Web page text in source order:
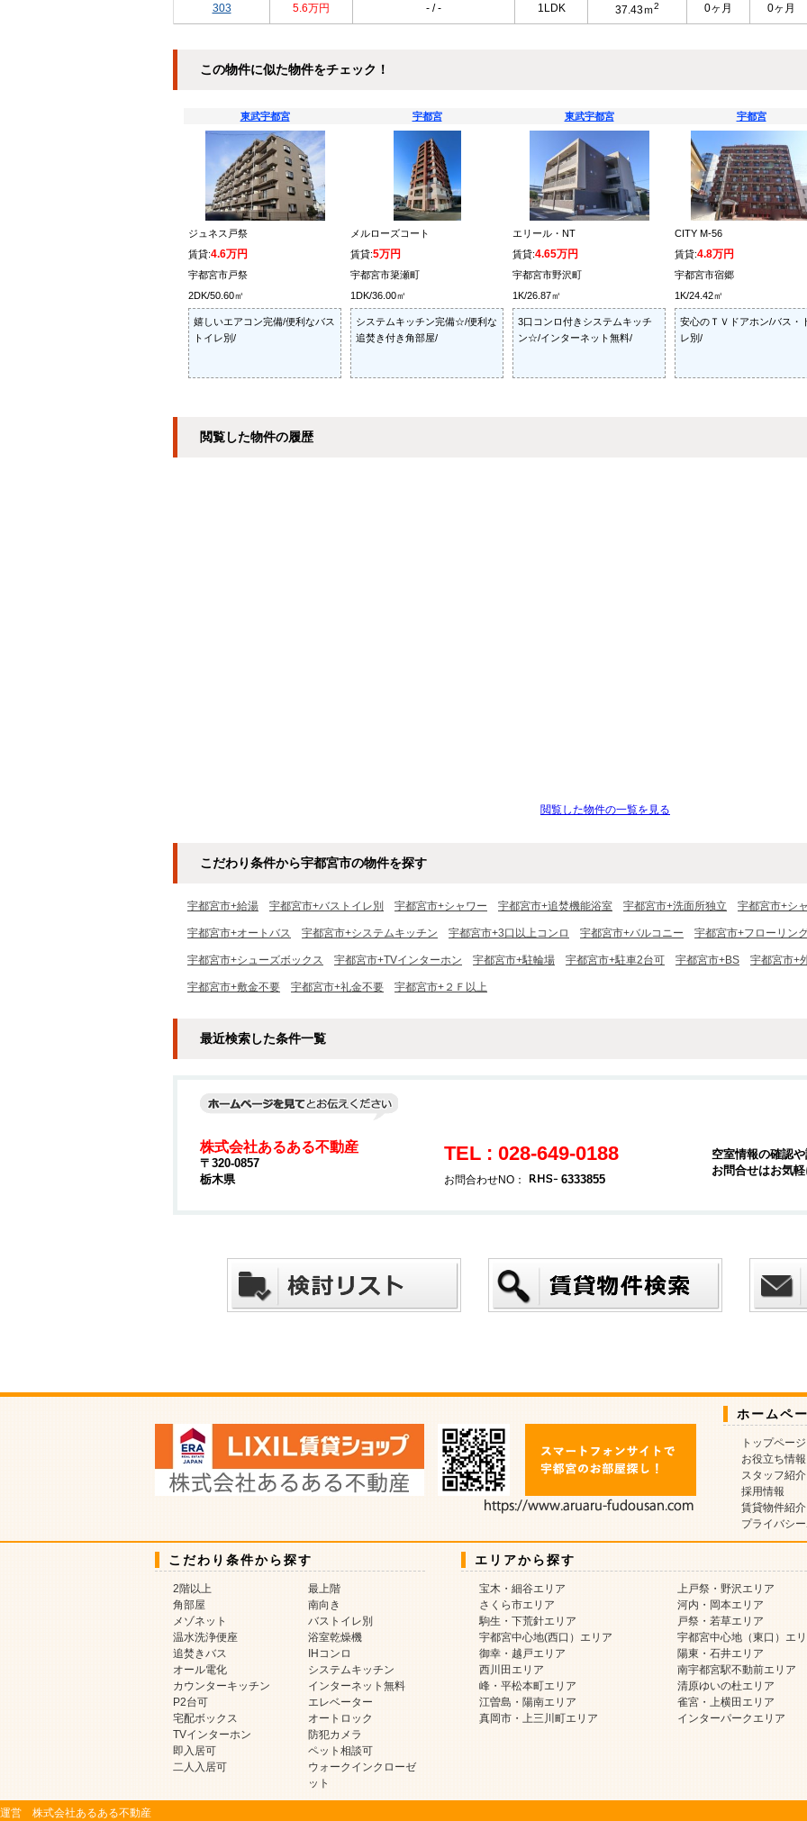
303 5.6万円 - / - 1LDK 37.43ｍ2 0ヶ月 0ヶ月
この物件に似た物件をチェック！
東武宇都宮
ジュネス戸祭
賃貸:4.6万円
宇都宮市戸祭
2DK/50.60㎡
嬉しいエアコン完備/便利なバス
トイレ別/
宇都宮
メルローズコート
賃貸:5万円
宇都宮市簗瀬町
1DK/36.00㎡
システムキッチン完備☆/便利な
追焚き付き角部屋/
東武宇都宮
エリール・NT
賃貸:4.65万円
宇都宮市野沢町
1K/26.87㎡
3口コンロ付きシステムキッチ
ン☆/インターネット無料/
宇都宮
CITY M-56
賃貸:4.8万円
宇都宮市宿郷
1K/24.42㎡
安心のＴＶドアホン/バス・
レ別/
閲覧した物件の履歴
閲覧した物件の一覧を見る
こだわり条件から宇都宮市の物件を探す
宇都宮市+給湯 宇都宮市+バストイレ別 宇都宮市+シャワー 宇都宮市+追焚機能浴室 宇都宮市+洗面所独立 宇都宮市+シ
宇都宮市+オートバス 宇都宮市+システムキッチン 宇都宮市+3口以上コンロ 宇都宮市+バルコニー 宇都宮市+フローリン
宇都宮市+シューズボックス 宇都宮市+TVインターホン 宇都宮市+駐輪場 宇都宮市+駐車2台可 宇都宮市+BS 宇都宮市+
宇都宮市+敷金不要 宇都宮市+礼金不要 宇都宮市+２Ｆ以上
最近検索した条件一覧
株式会社あるある不動産
〒320-0857
栃木県
TEL : 028-649-0188
お問合わせNO： 6333855
空室情報の確認
お問合せはお気
ホームペ
トップページ
お役立ち情報
スタッフ紹介
採用情報
賃貸物件紹
プライバシ
こだわり条件から探す
2階以上
最上階
角部屋
南向き
メゾネット
バストイレ別
温水洗浄便座
浴室乾燥機
追焚きバス
IHコンロ
オール電化
システムキッチン
カウンターキッチン
インターネット無料
P2台可
エレベーター
宅配ボックス
オートロック
TVインターホン
防犯カメラ
即入居可
ペット相談可
二人入居可
ウォークインクローゼ
ット
エリアから探す
宝木・細谷エリア
上戸祭・野沢エリア
さくら市エリア
河内・岡本エリア
駒生・下荒針エリア
戸祭・若草エリア
宇都宮中心地(西口）エリア
宇都宮中心地（東口）エ
御幸・越戸エリア
陽東・石井エリア
西川田エリア
南宇都宮駅不動前エリア
峰・平松本町エリア
清原ゆいの杜エリア
江曽島・陽南エリア
雀宮・上横田エリア
真岡市・上三川町エリア
インターパークエリア
運営 株式会社あるある不動産